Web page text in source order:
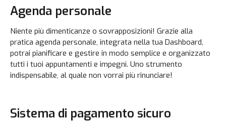
Agenda personale
Niente più dimenticanze o sovrapposizioni! Grazie alla
pratica agenda personale, integrata nella tua Dashboard,
potrai pianificare e gestire in modo semplice e organizzato
tutti i tuoi appuntamenti e impegni. Uno strumento
indispensabile, al quale non vorrai più rinunciare!
Sistema di pagamento sicuro